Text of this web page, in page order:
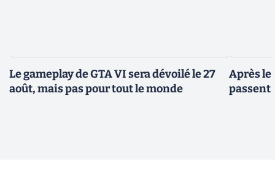
Le gameplay de GTA VI sera dévoilé le 27
août, mais pas pour tout le monde
Après le
passent